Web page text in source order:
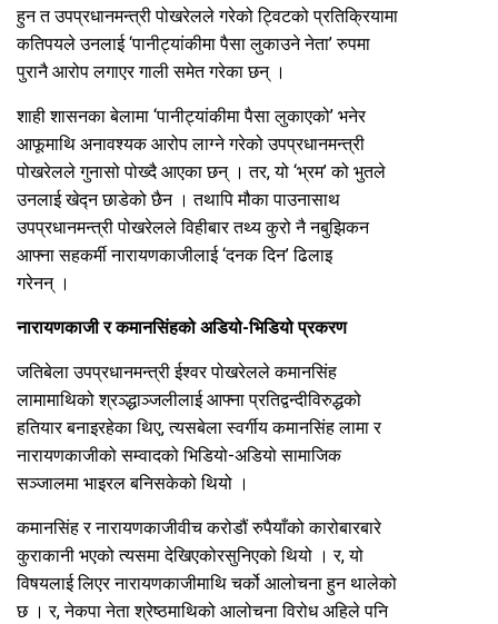
हुन त उपप्रधानमन्त्री पोखरेलले गरेको ट्विटको प्रतिक्रियामा
कतिपयले उनलाई ‘पानीट्यांकीमा पैसा लुकाउने नेता’ रुपमा
पुरानै आरोप लगाएर गाली समेत गरेका छन् ।
शाही शासनका बेलामा ‘पानीट्यांकीमा पैसा लुकाएको’ भनेर
आफूमाथि अनावश्यक आरोप लाग्ने गरेको उपप्रधानमन्त्री
पोखरेलले गुनासो पोख्दै आएका छन् । तर, यो ‘भ्रम’ को भुतले
उनलाई खेद्न छाडेको छैन । तथापि मौका पाउनासाथ
उपप्रधानमन्त्री पोखरेलले विहीबार तथ्य कुरो नै नबुझिकन
आफ्ना सहकर्मी नारायणकाजीलाई ‘दनक दिन’ ढिलाइ
गरेनन् ।
नारायणकाजी र कमानसिंहको अडियो-भिडियो प्रकरण
जतिबेला उपप्रधानमन्त्री ईश्वर पोखरेलले कमानसिंह
लामामाथिको श्रञ्द्धाञ्जलीलाई आफ्ना प्रतिद्वन्दीविरुद्धको
हतियार बनाइरहेका थिए, त्यसबेला स्वर्गीय कमानसिंह लामा र
नारायणकाजीको सम्वादको भिडियो-अडियो सामाजिक
सञ्जालमा भाइरल बनिसकेको थियो ।
कमानसिंह र नारायणकाजीवीच करोडौं रुपैयाँको कारोबारबारे
कुराकानी भएको त्यसमा देखिएकोरसुनिएको थियो । र, यो
विषयलाई लिएर नारायणकाजीमाथि चर्को आलोचना हुन थालेको
छ । र, नेकपा नेता श्रेष्ठमाथिको आलोचना विरोध अहिले पनि